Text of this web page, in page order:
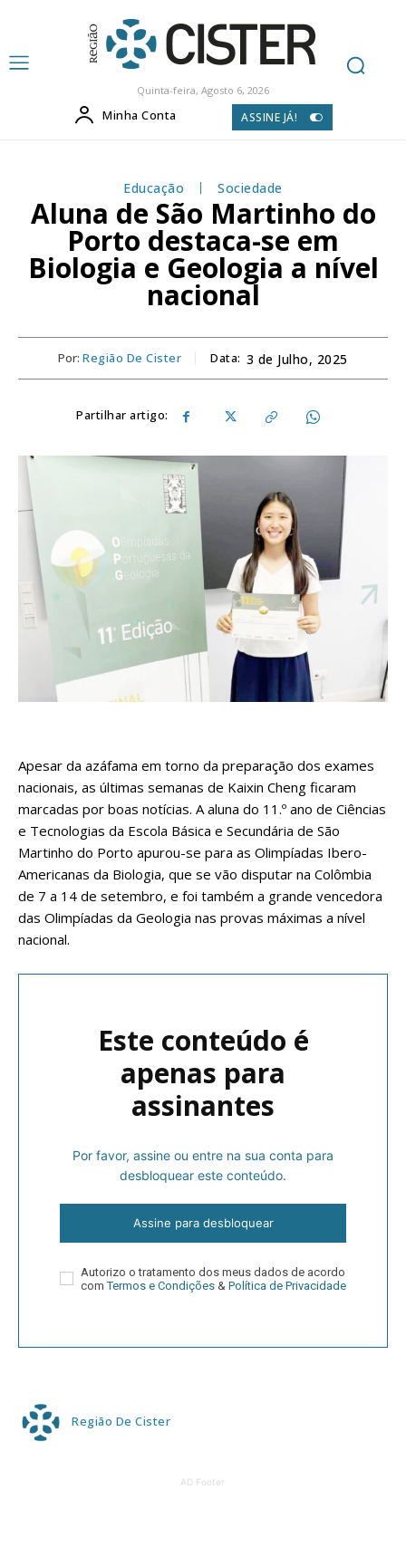
Quinta-feira, Agosto 6, 2026
Minha Conta ASSINE JÁ!
Educação Sociedade
Aluna de São Martinho do
Porto destaca-se em
Biologia e Geologia a nível
nacional
Por: Região De Cister Data: 3 de Julho, 2025
Partilhar artigo:
Apesar da azáfama em torno da preparação dos exames
nacionais, as últimas semanas de Kaixin Cheng ficaram
marcadas por boas notícias. A aluna do 11.º ano de Ciências
e Tecnologias da Escola Básica e Secundária de São
Martinho do Porto apurou-se para as Olimpíadas Ibero-
Americanas da Biologia, que se vão disputar na Colômbia
de 7 a 14 de setembro, e foi também a grande vencedora
das Olimpíadas da Geologia nas provas máximas a nível
nacional.
Este conteúdo é
apenas para
assinantes
Por favor, assine ou entre na sua conta para
desbloquear este conteúdo.
Assine para desbloquear
Autorizo o tratamento dos meus dados de acordo
comTermos e Condições & Política de Privacidade
Região De Cister
AD Footer